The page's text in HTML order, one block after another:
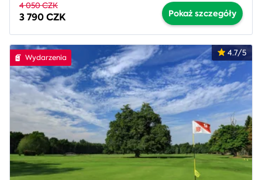
4 050 CZK
3 790 CZK Pokaż szczegóły
4.7/5
Wydarzenia